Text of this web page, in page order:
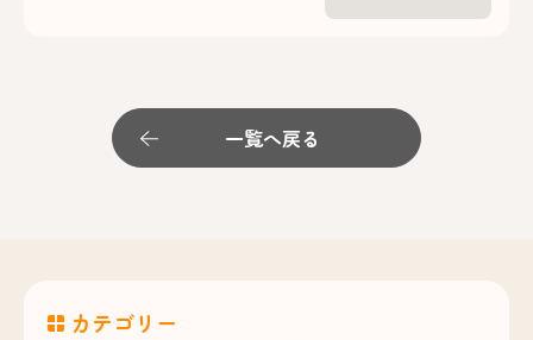
一覧へ戻る
カテゴリー